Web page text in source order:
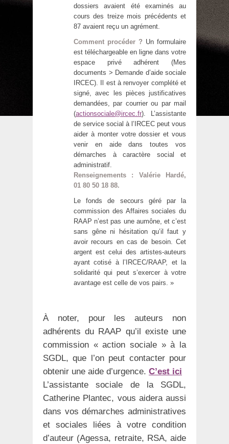
dossiers avaient été examinés au
cours des treize mois précédents et
87 avaient reçu un agrément.
Comment procéder ? Un formulaire
est téléchargeable en ligne dans votre
espace privé adhérent (Mes
documents > Demande d’aide sociale
IRCEC). Il est à renvoyer complété et
signé, avec les pièces justificatives
demandées, par courrier ou par mail
(actionsociale@ircec.fr). L’assistante
de service social à l’IRCEC peut vous
aider à monter votre dossier et vous
venir en aide dans toutes vos
démarches à caractère social et
administratif.
Renseignements : Valérie Hardé,
01 80 50 18 88.
Le fonds de secours géré par la
commission des Affaires sociales du
RAAP n’est pas une aumône, et c’est
sans gêne ni hésitation qu’il faut y
avoir recours en cas de besoin. Cet
argent est celui des artistes-auteurs
ayant cotisé à l’IRCEC/RAAP, et la
solidarité qui peut s’exercer à votre
avantage est celle de vos pairs. »
À noter, pour les auteurs non
adhérents du RAAP qu’il existe une
commission « action sociale » à la
SGDL, que l’on peut contacter pour
obtenir une aide d’urgence. C’est ici
L’assistante sociale de la SGDL,
Catherine Plantec, vous aidera aussi
dans vos démarches administratives
et sociales liées à votre condition
d’auteur (Agessa, retraite, RSA, aide